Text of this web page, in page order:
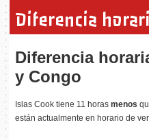
Diferencia
Diferencia
y Congo
Islas Cook tiene 11 horasmenos
están actualmente en horario de